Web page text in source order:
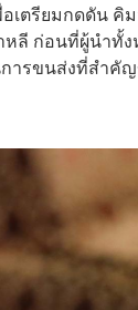
เตรียมกดดัน คิ
หลี ก่อนที่ผู้นำทั้
การขนส่งที่สำคั